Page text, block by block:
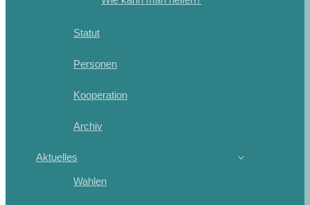
Statut
Personen
Kooperation
Archiv
Aktuelles
Wahlen